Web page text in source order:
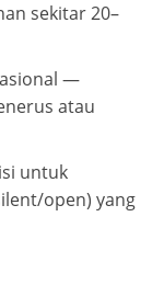
sekitar 20–
—
atau
untuk
open) yang